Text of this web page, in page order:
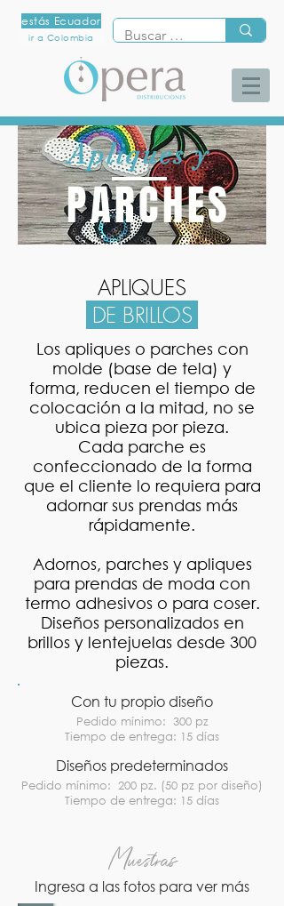
estás Ecuador
ir a Colombia
PARCHES
Apliques y
APLIQUES
DE BRILLOS
Los apliques o parches con
molde (base de tela) y
forma, reducen el tiempo de
colocación a la mitad, no se
ubica pieza por pieza.
Cada parche es
confeccionado de la forma
que el cliente lo requiera para
adornar sus prendas más
rápidamente.
Adornos, parches y apliques
para prendas de moda con
termo adhesivos o para coser.
Diseños personalizados en
brillos y lentejuelas desde 300
piezas.
Diseños predeterminados
Pedido mínimo: 200 pz. (50 pz por diseño)
Tiempo de entrega: 15 días
Con tu propio diseño
Pedido mínimo: 300 pz
Tiempo de entrega: 15 días
Muestras
Ingresa a las fotos para ver más